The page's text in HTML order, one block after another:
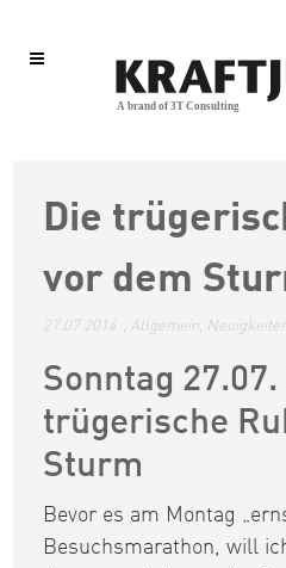
Die
vor dem
27.07.2014 , Allgemein,
Sonntag 27.07.
trügerische
Sturm
Bevor es am Montag
Besuchsmarathon, will